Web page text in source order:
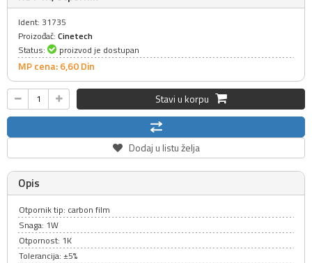
Ident: 31735
Proizođač: Cinetech
Status:
proizvod je dostupan
MP cena: 6,60Din
Stavi u korpu
Dodaj u listu želja
Opis
Otpornik tip: carbon film
Snaga: 1W
Otpornost: 1K
Tolerancija: ±5%